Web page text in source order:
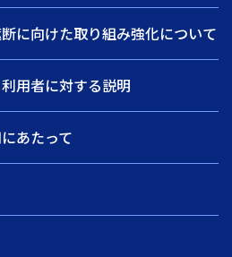
に向けた取り組み強化について
用者に対する説明
あたって